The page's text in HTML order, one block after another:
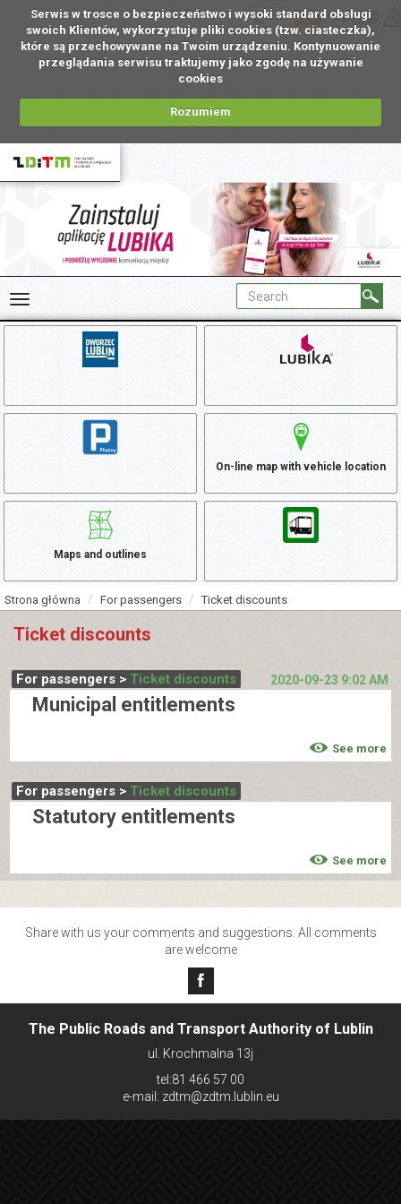
Serwis w trosce o bezpieczeństwo i wysoki standard obsługi
swoich Klientów, wykorzystuje pliki cookies (tzw. ciasteczka),
które są przechowywane na Twoim urządzeniu. Kontynuowanie
przeglądania serwisu traktujemy jako zgodę na używanie
cookies
Rozumiem
EN
On-line map with vehicle location
Maps and outlines
Strona główna For passengers Ticket discounts
Ticket discounts
For passengers > Ticket discounts 2020-09-23 9:02 AM
Municipal entitlements
See more
For passengers > Ticket discounts
Statutory entitlements
See more
Share with us your comments and suggestions. All comments
are welcome
The Public Roads and Transport Authority of Lublin
ul. Krochmalna 13j
tel:81 466 57 00
e-mail: zdtm@zdtm.lublin.eu